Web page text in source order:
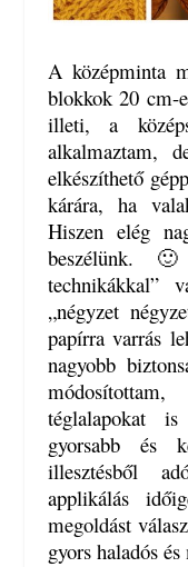
A középminta
blokkok 20 cm-
illeti, a
alkalmaztam,
elkészíthető
kárára, ha
Hiszen elég
beszélünk.
technikákkal”
„négyzet
papírra varrás
nagyobb
téglalapokat
gyorsabb és
illesztésből
applikálás
megoldást
gyors haladós